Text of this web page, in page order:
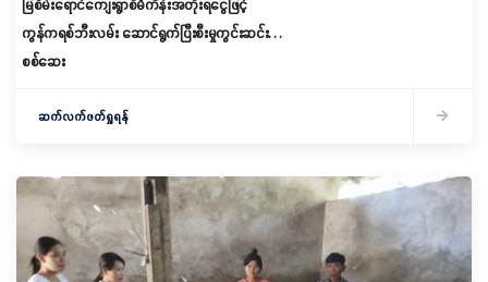
မြစိမ်းရောင်ကျေးရွာစီမံကိန်းအတိုးရငွေဖြင့်
ကွန်ကရစ်ဘီးလမ်း ဆောင်ရွက်ပြီးစီးမှုကွင်းဆင်း
စစ်ဆေး
ဆက်လက်ဖတ်ရှုရန်